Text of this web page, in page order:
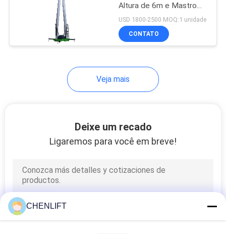
Elevação Vertical
Acesso de Baixo
Nível
Altura de 6m e Mastro
Duplo
USD 1800-2500 MOQ:1 unidade
CONTATO
Veja mais
Deixe um recado
Ligaremos para você em breve!
CHENLIFT